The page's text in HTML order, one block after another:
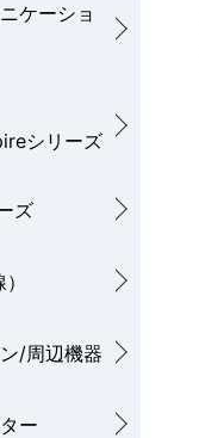
ケーショ
シリーズ
ズ
/周辺機器
ー